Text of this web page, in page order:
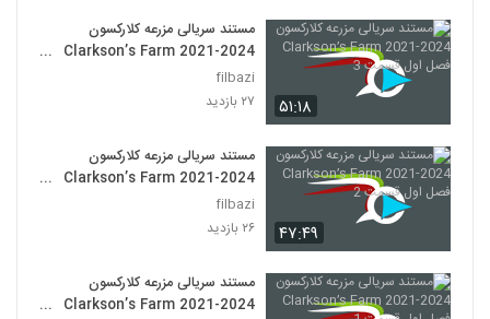
۵۱:۱۸
مستند سریالی مزرعه کلارکسون
Clarkson’s Farm 2021-2024
فصل اول قسمت 3
filbazi
۲۷ بازدید
۴۷:۴۹
مستند سریالی مزرعه کلارکسون
Clarkson’s Farm 2021-2024
فصل اول قسمت 2
filbazi
۲۶ بازدید
مستند سریالی مزرعه کلارکسون
Clarkson’s Farm 2021-2024